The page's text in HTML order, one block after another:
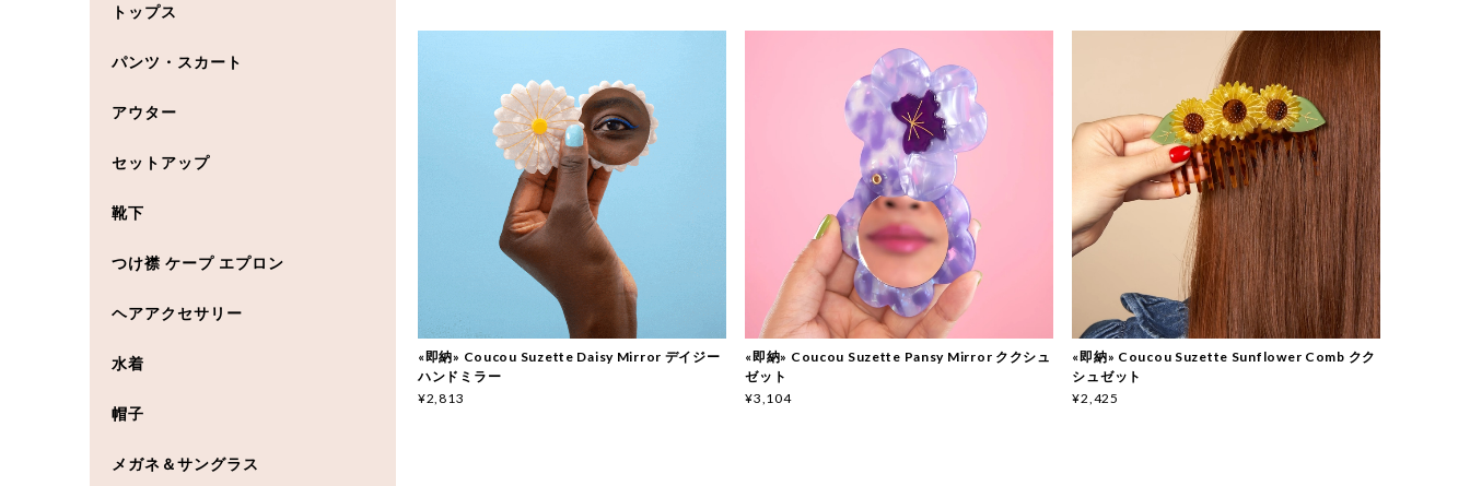
«即納» Coucou Suzette Daisy Mirror デイジー
ハンドミラー
¥2,813
«即納» Coucou Suzette Pansy Mirror ククシュ
ゼット
¥3,104
«即納» Coucou Suzette Sunflower Comb クク
シュゼット
¥2,425
トップス
パンツ・スカート
アウター
セットアップ
靴下
つけ襟 ケープ エプロン
ヘアアクセサリー
水着
帽子
メガネ＆サングラス